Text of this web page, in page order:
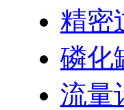
精密
磷化
流量